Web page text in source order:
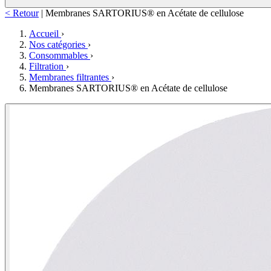
< Retour | Membranes SARTORIUS® en Acétate de cellulose
Accueil ›
Nos catégories ›
Consommables ›
Filtration ›
Membranes filtrantes ›
Membranes SARTORIUS® en Acétate de cellulose